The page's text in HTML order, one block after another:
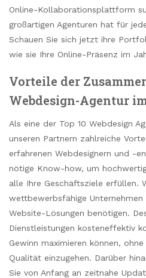
Online-Kollaborationsplattform
großartigen Agenturen hat für
Schauen Sie sich jetzt ihre
wie sie Ihre Online-Präsenz im
Vorteile der
Webdesign-Agentur
Als eine der Top 10 Webdesign
unseren Partnern zahlreiche
erfahrenen Webdesignern und -
nötige Know-how, um
alle Ihre Geschäftsziele erfüllen.
wettbewerbsfähige
Website-Lösungen benötigen.
Dienstleistungen kosteneffektiv
Gewinn maximieren können,
Qualität einzugehen. Darüber
Sie von Anfang an zeitnahe